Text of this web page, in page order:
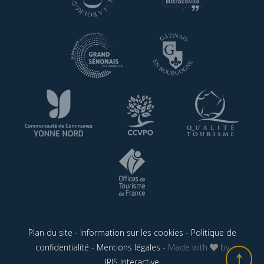
Plan du site - Information sur les cookies - Politique de
confidentialité - Mentions légales - Made with
by